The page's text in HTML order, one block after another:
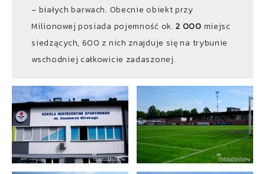
– białych barwach. Obecnie obiekt przy
Milionowej posiada pojemność ok.2 000 miejsc
siedzących, 600 z nich znajduje się na trybunie
wschodniej całkowicie zadaszonej.